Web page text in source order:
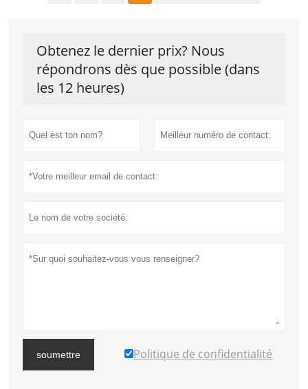
Obtenez le dernier prix? Nous
répondrons dès que possible (dans
les 12 heures)
soumettre Politique de confidentialité